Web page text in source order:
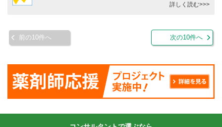
詳しく読む>>>
前の10件へ 次の10件へ